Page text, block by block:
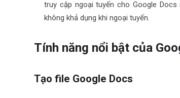
truy cập ngoại tuyến cho Google
không khả dụng khi ngoại tuyến.
Tính năng nổi bật của
Tạo file Google Docs